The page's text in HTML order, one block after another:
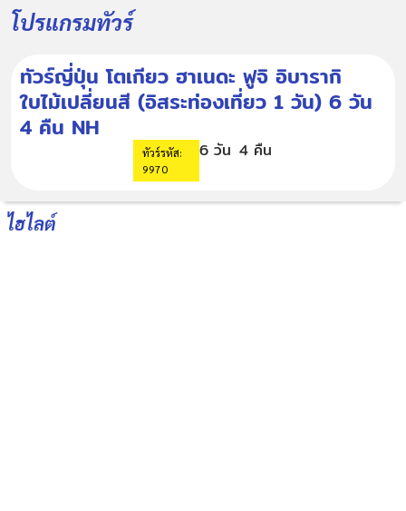
โปรแกรมทัวร์
ทัวร์ญี่ปุ่น โตเกียว ฮาเนดะ ฟูจิ อิบารากิ
ใบไม้เปลี่ยนสี (อิสระท่องเที่ยว 1 วัน) 6 วัน
4 คืน NH
ทัวร์รหัส:
9970
6 วัน 4 คืน
ไฮไลต์